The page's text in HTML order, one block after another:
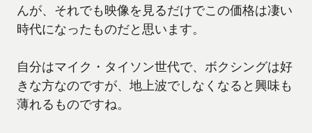
んが、それでも映像を見るだけでこの価格は凄い
時代になったものだと思います。
自分はマイク・タイソン世代で、ボクシングは好
きな方なのですが、地上波でしなくなると興味も
薄れるものですね。